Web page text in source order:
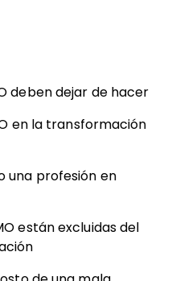
deben dejar de hacer
en la transformación
una profesión en
están excluidas del